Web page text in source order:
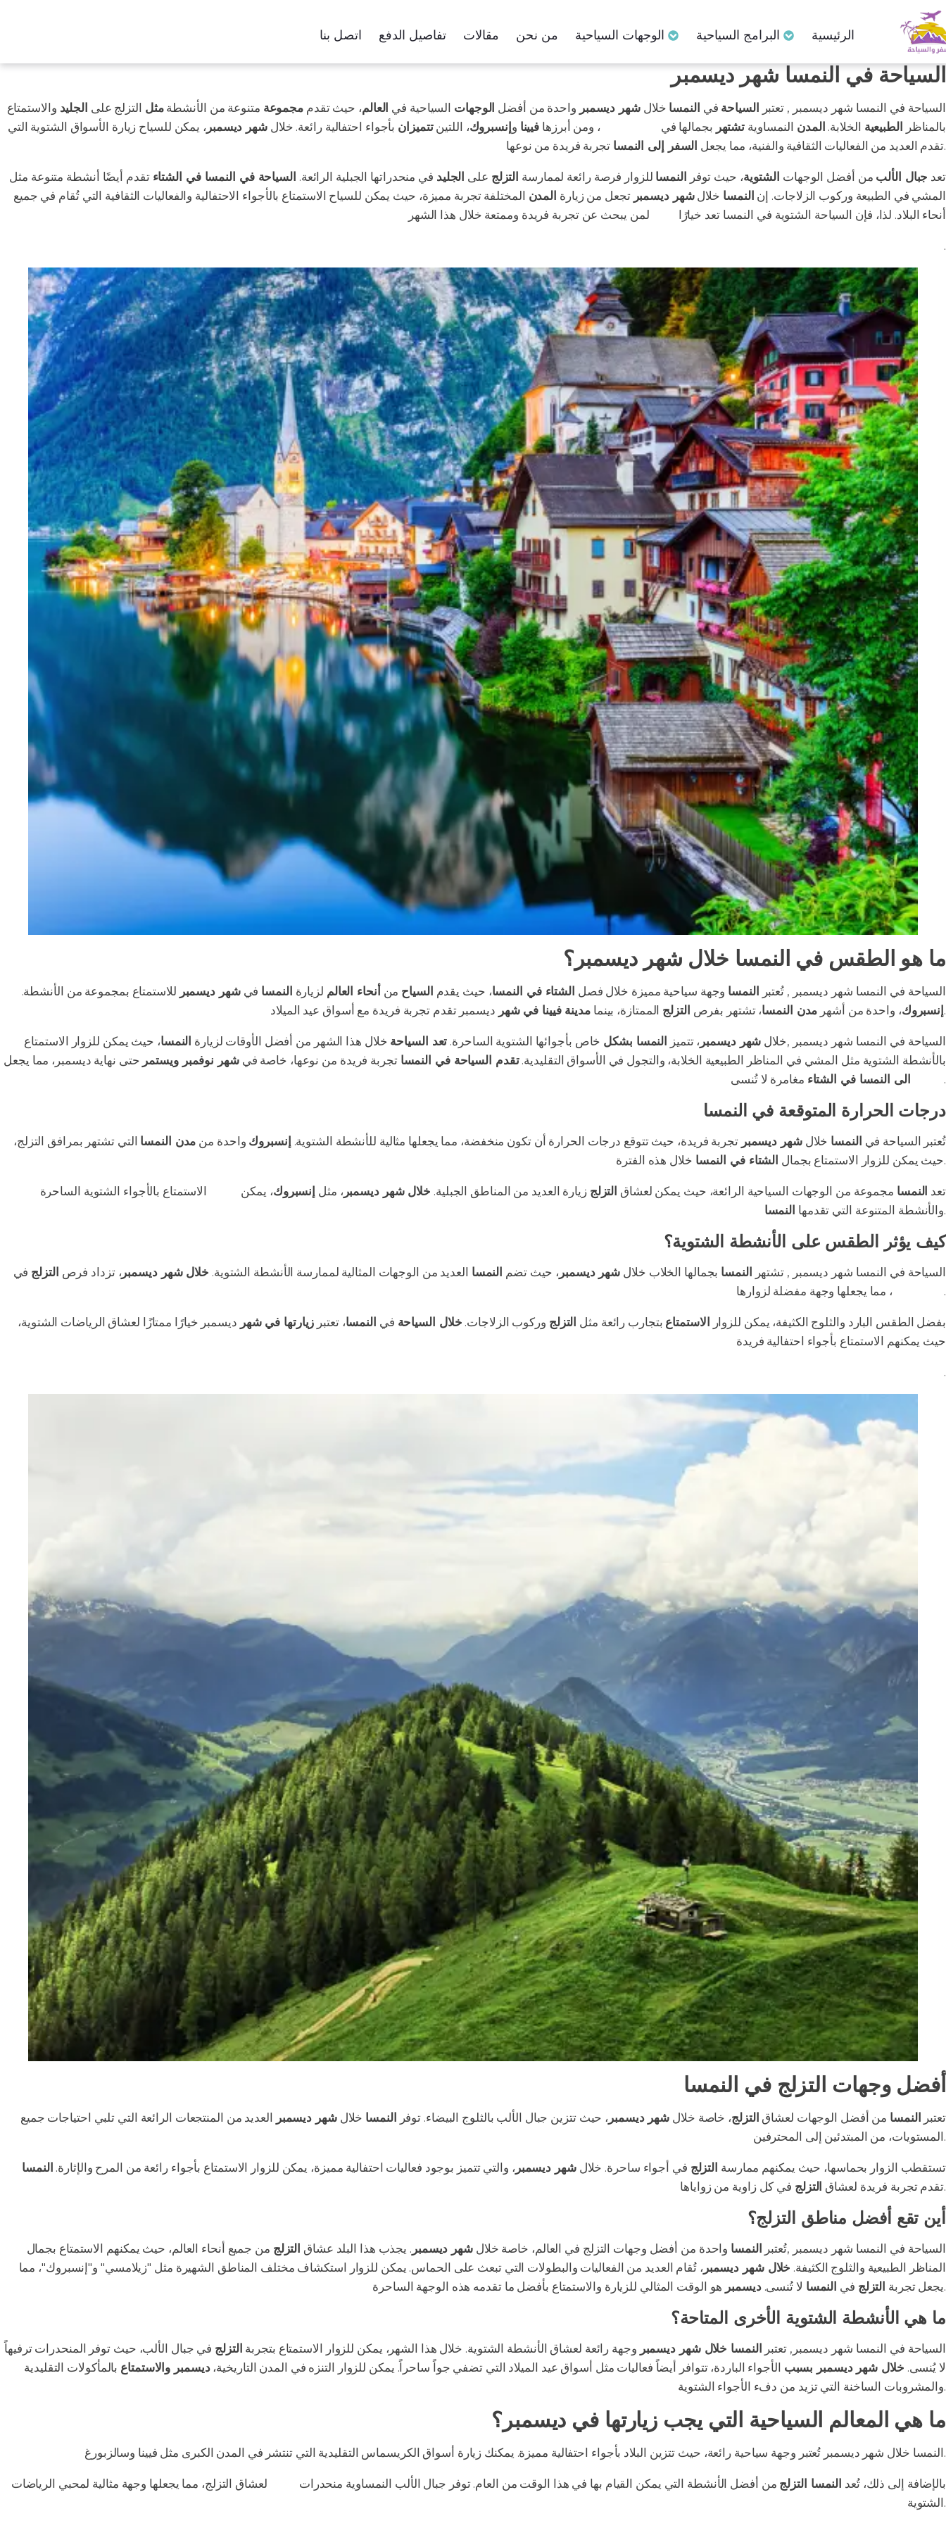
اتصل بنا تفاصيل الدفع مقالات من نحن الوجهات السياحية البرامج السياحية الرئيسية
السياحة في النمسا شهر ديسمبر
السياحة في النمسا شهر ديسمبر , تعتبر السياحة في النمسا خلالشهر ديسمبر واحدة من أفضل الوجهات السياحية في العالم، حيث تقدم مجموعة متنوعة من الأنشطةمثل التزلج على الجليد والاستمتاع
بالمناظر
الطبيعية الخلابة. المدن النمساوية تشتهر بجمالها في ، ومن أبرزها فيينا وإنسبروك، اللتينتتميزان بأجواء احتفالية رائعة. خلالشهر ديسمبر ، يمكن للسياح زيارة الأسواق الشتوية التي
تقدم العديد من الفعاليات الثقافية والفنية، مما يجعل السفر إلى النمسا تجربة فريدة من نوعها.
تعد جبال الألب من أفضل الوجهات الشتوية، حيث توفر النمسا للزوار فرصة رائعة لممارسة التزلج على الجليد في منحدراتها الجبلية الرائعة. السياحة في النمسا في الشتاء تقدم أيضًا أنشطة متنوعة مثل
المشي في الطبيعة وركوب الزلاجات. إن النمسا خلالشهر ديسمبر تجعل من زيارة المدن المختلفة تجربة مميزة، حيث يمكن للسياح الاستمتاع بالأجواء الاحتفالية والفعاليات الثقافية التي تُقام في جميع
أنحاء البلاد. لذا، فإن السياحة الشتوية في النمسا تعد خيارًا
لمن يبحث عن تجربة فريدة وممتعة خلال هذا الشهر
.
ما هو الطقس في النمسا خلال شهر ديسمبر؟
السياحة في النمسا شهر ديسمبر , تُعتبر النمسا وجهة سياحية مميزة خلال فصل الشتاء في النمسا، حيث يقدم السياح من أنحاء العالم لزيارة النمسا فيشهر ديسمبر للاستمتاع بمجموعة من الأنشطة.
إنسبروك، واحدة من أشهر مدن النمسا، تشتهر بفرص التزلج الممتازة، بينمامدينة فيينا في شهر ديسمبر تقدم تجربة فريدة مع أسواق عيد الميلاد.
السياحة في النمسا شهر ديسمبر ,خلال شهر ديسمبر ، تتميز النمسا بشكل خاص بأجوائها الشتوية الساحرة. تعد السياحة خلال هذا الشهر من أفضل الأوقات لزيارة النمسا، حيث يمكن للزوار الاستمتاع
بالأنشطة الشتوية مثل المشي في المناظر الطبيعية الخلابة، والتجول في الأسواق التقليدية.تقدم السياحة في النمسا تجربة فريدة من نوعها، خاصة فيشهر نوفمبر ويستمر حتى نهاية ديسمبر، مما يجعل
الى النمسا في الشتاء مغامرة لا تُنسى.
درجات الحرارة المتوقعة في النمسا
تُعتبر السياحة في النمسا خلالشهر ديسمبر تجربة فريدة، حيث تتوقع درجات الحرارة أن تكون منخفضة، مما يجعلها مثالية للأنشطة الشتوية. إنسبروك واحدة من مدن النمسا التي تشتهر بمرافق التزلج،
حيث يمكن للزوار الاستمتاع بجمال الشتاء في النمسا خلال هذه الفترة.
تعد النمسا مجموعة من الوجهات السياحية الرائعة، حيث يمكن لعشاق التزلج زيارة العديد من المناطق الجبلية. خلال شهر ديسمبر ، مثل إنسبروك، يمكن
الاستمتاع بالأجواء الشتوية الساحرة
والأنشطة المتنوعة التي تقدمها النمسا .
كيف يؤثر الطقس على الأنشطة الشتوية؟
السياحة في النمسا شهر ديسمبر , تشتهر النمسا بجمالها الخلاب خلال شهر ديسمبر ، حيث تضم النمسا العديد من الوجهات المثالية لممارسة الأنشطة الشتوية. خلال شهر ديسمبر ، تزداد فرص التزلج في
، مما يجعلها وجهة مفضلة لزوارها.
بفضل الطقس البارد والثلوج الكثيفة، يمكن للزوار الاستمتاع بتجارب رائعة مثل التزلج وركوب الزلاجات. خلال السياحة في النمسا، تعتبر زيارتها في شهر ديسمبر خيارًا ممتازًا لعشاق الرياضات الشتوية،
حيث يمكنهم الاستمتاع بأجواء احتفالية فريدة
.
أفضل وجهات التزلج في النمسا
تعتبر النمسا من أفضل الوجهات لعشاق التزلج، خاصة خلال شهر ديسمبر ، حيث تتزين جبال الألب بالثلوج البيضاء. توفر النمسا خلالشهر ديسمبر
العديد من المنتجعات الرائعة التي تلبي احتياجات جميع
المستويات، من المبتدئين إلى المحترفين.
تستقطب الزوار بحماسها، حيث يمكنهم ممارسة التزلج في أجواء ساحرة. خلالشهر ديسمبر ، والتي تتميز بوجود فعاليات احتفالية مميزة، يمكن للزوار الاستمتاع بأجواء رائعة من المرح والإثارة. النمسا
تقدم تجربة فريدة لعشاق التزلج في كل زاوية من زواياها.
أين تقع أفضل مناطق التزلج؟
السياحة في النمسا شهر ديسمبر ,تُعتبر النمسا واحدة من أفضل وجهات التزلج في العالم، خاصة خلالشهر ديسمبر . يجذب هذا البلد عشاق التزلج من جميع أنحاء العالم، حيث يمكنهم الاستمتاع بجمال
المناظر الطبيعية والثلوج الكثيفة. خلال شهر ديسمبر ، تُقام العديد من الفعاليات والبطولات التي تبعث على الحماس. يمكن للزوار استكشاف مختلف المناطق الشهيرة مثل "زيلامسي" و"إنسبروك"، مما
يجعل تجربة التزلج في النمسا لا تُنسى.ديسمبر هو الوقت المثالي للزيارة والاستمتاع بأفضل ما تقدمه هذه الوجهة الساحرة.
ما هي الأنشطة الشتوية الأخرى المتاحة؟
السياحة في النمسا شهر ديسمبر, تعتبر النمسا خلال شهر ديسمبر وجهة رائعة لعشاق الأنشطة الشتوية. خلال هذا الشهر، يمكن للزوار الاستمتاع بتجربة التزلج في جبال الألب، حيث توفر المنحدرات ترفيهاً
لا يُنسى. خلال شهر ديسمبر بسبب الأجواء الباردة، تتوافر أيضاً فعاليات مثل أسواق عيد الميلاد التي تضفي جواً ساحراً. يمكن للزوار التنزه في المدن التاريخية،ديسمبر والاستمتاع بالمأكولات التقليدية
والمشروبات الساخنة التي تزيد من دفء الأجواء الشتوية.
ما هي المعالم السياحية التي يجب زيارتها في ديسمبر؟
النمسا خلال شهر ديسمبر تُعتبر وجهة سياحية رائعة، حيث تتزين البلاد بأجواء احتفالية مميزة. يمكنك زيارة أسواق الكريسماس التقليدية التي تنتشر في المدن الكبرى مثل فيينا وسالزبورغ.
بالإضافة إلى ذلك، تُعد النمسا التزلج من أفضل الأنشطة التي يمكن القيام بها في هذا الوقت من العام. توفر جبال الألب النمساوية منحدرات
لعشاق التزلج، مما يجعلها وجهة مثالية لمحبي الرياضات
الشتوية.